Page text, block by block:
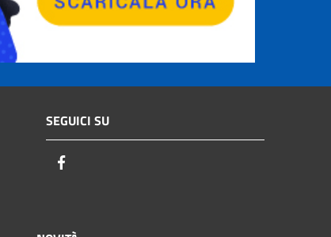
SEGUICI SU